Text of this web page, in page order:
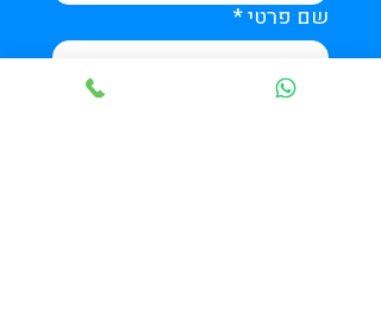
שם פרטי*
טלפון